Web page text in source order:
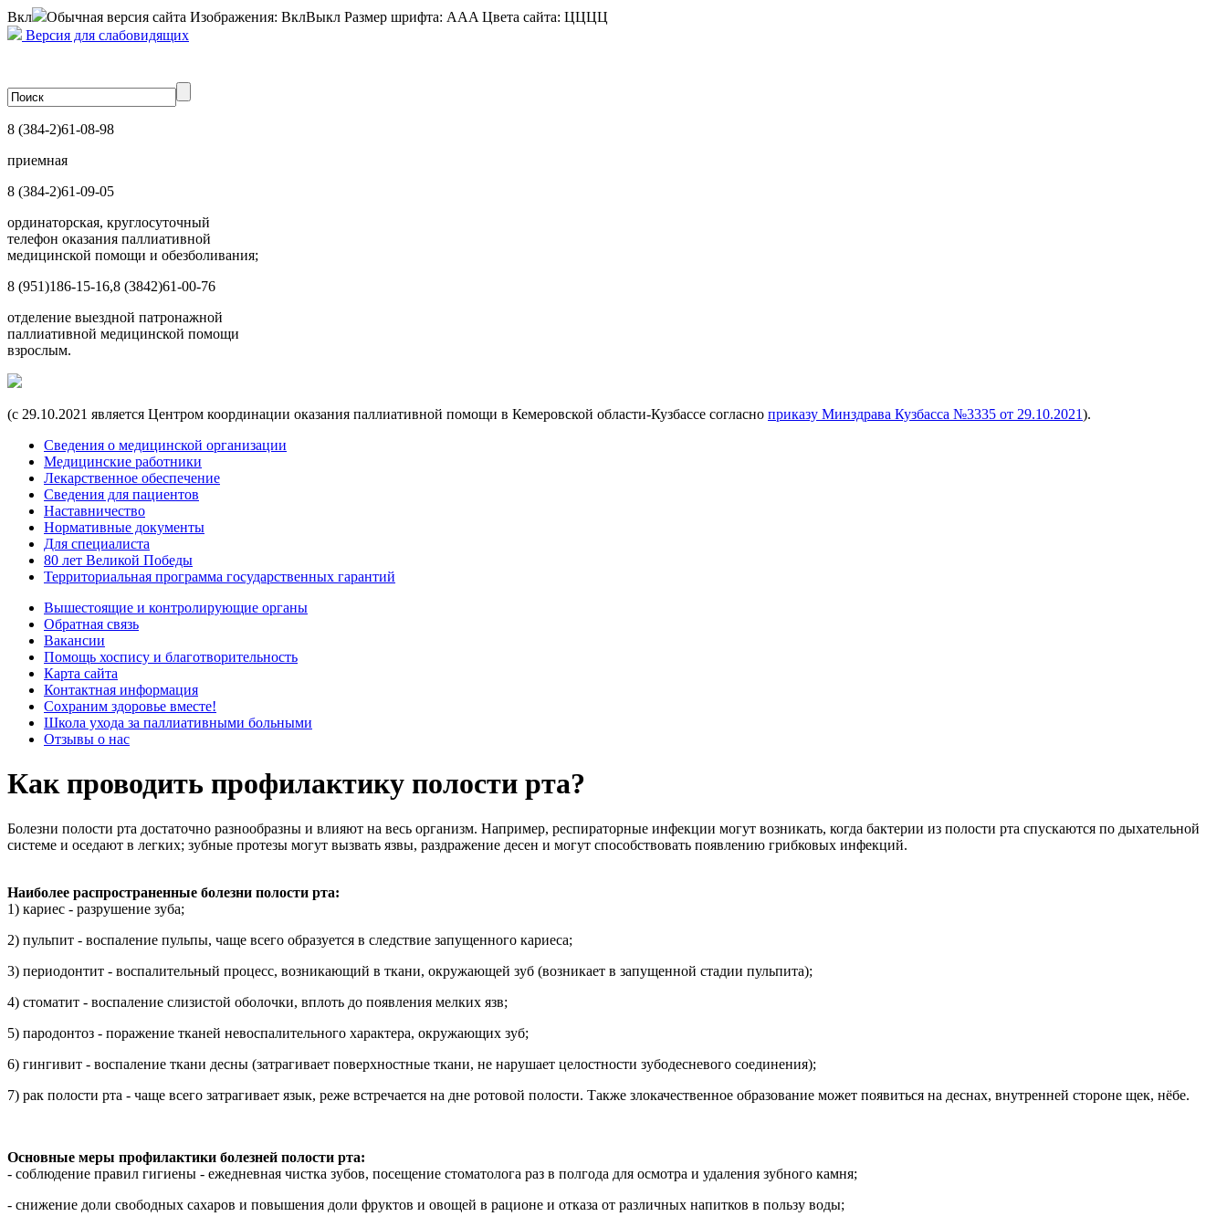
Вкл Обычная версия сайта Изображения: ВклВыкл Размер шрифта: AAA Цвета сайта: ЦЦЦЦ
Версия для слабовидящих
8 (384-2)61-08-98
приемная
8 (384-2)61-09-05
ординаторская, круглосуточный
телефон оказания паллиативной
медицинской помощи и обезболивания;
8 (951)186-15-16,8 (3842)61-00-76
отделение выездной патронажной
паллиативной медицинской помощи
взрослым.
(с 29.10.2021 является Центром координации оказания паллиативной помощи в Кемеровской области-Кузбассе согласно приказу Минздрава Кузбасса №3335 от 29.10.2021).
Сведения о медицинской организации
Медицинские работники
Лекарственное обеспечение
Сведения для пациентов
Наставничество
Нормативные документы
Для специалиста
80 лет Великой Победы
Территориальная программа государственных гарантий
Вышестоящие и контролирующие органы
Обратная связь
Вакансии
Помощь хоспису и благотворительность
Карта сайта
Контактная информация
Сохраним здоровье вместе!
Школа ухода за паллиативными больными
Отзывы о нас
Как проводить профилактику полости рта?
Болезни полости рта достаточно разнообразны и влияют на весь организм. Например, респираторные инфекции могут возникать, когда бактерии из полости рта спускаются по дыхательной
системе и оседают в легких; зубные протезы могут вызвать язвы, раздражение десен и могут способствовать появлению грибковых инфекций.
Наиболее распространенные болезни полости рта:
1) кариес - разрушение зуба;
2) пульпит - воспаление пульпы, чаще всего образуется в следствие запущенного кариеса;
3) периодонтит - воспалительный процесс, возникающий в ткани, окружающей зуб (возникает в запущенной стадии пульпита);
4) стоматит - воспаление слизистой оболочки, вплоть до появления мелких язв;
5) пародонтоз - поражение тканей невоспалительного характера, окружающих зуб;
6) гингивит - воспаление ткани десны (затрагивает поверхностные ткани, не нарушает целостности зубодесневого соединения);
7) рак полости рта - чаще всего затрагивает язык, реже встречается на дне ротовой полости. Также злокачественное образование может появиться на деснах, внутренней стороне щек, нёбе.
Основные меры профилактики болезней полости рта:
- соблюдение правил гигиены - ежедневная чистка зубов, посещение стоматолога раз в полгода для осмотра и удаления зубного камня;
- снижение доли свободных сахаров и повышения доли фруктов и овощей в рационе и отказа от различных напитков в пользу воды;